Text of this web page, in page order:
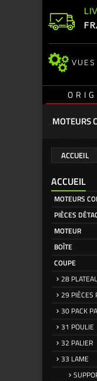
VUES
MOTEURS
ACCUEIL
ACCUEIL
MOTEURS
PIÈCES
MOTEUR
BOÎTE
COUPE
28
29 PIÈCES
30 PACK
31 POULIE
32 PALIER
33 LAME